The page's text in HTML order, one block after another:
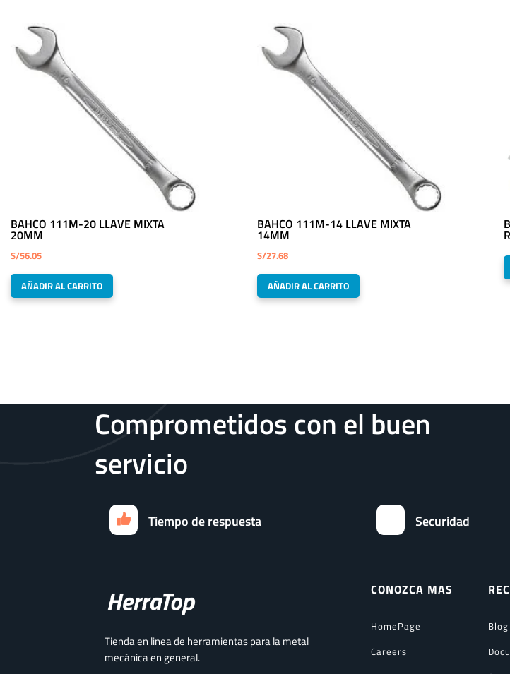
BAHCO 111M-20 LLAVE MIXTA
20MM
S/56.05
AÑADIR AL CARRITO
BAHCO 111M-14 LLAVE MIXTA
14MM
S/27.68
AÑADIR AL CARRITO
Comprometidos con el buen
servicio
Tiempo de respuesta Securidad
Tienda en linea de herramientas para la metal
mecánica en general.
CONOZCA MAS
HomePage
Careers
Blog